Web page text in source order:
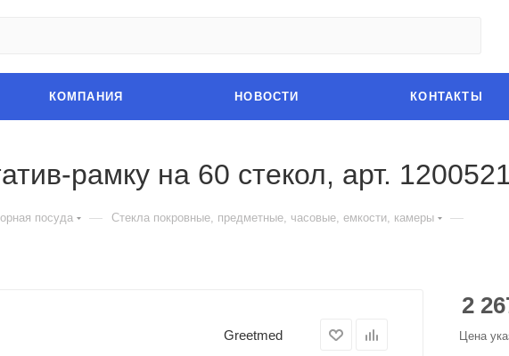
КОМПАНИЯ НОВОСТИ КОНТАКТЫ
рамку на 60 стекол, арт.
посуда — Стекла покровные, предметные, часовые, емкости, камеры —
Greetmed
2
Цена